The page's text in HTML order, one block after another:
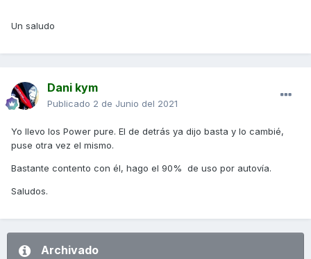
Un saludo
Dani kym
Publicado 2 de Junio del 2021
Yo llevo los Power pure. El de detrás ya dijo basta y lo cambié,
puse otra vez el mismo.
Bastante contento con él, hago el 90% de uso por autovía.
Saludos.
Archivado